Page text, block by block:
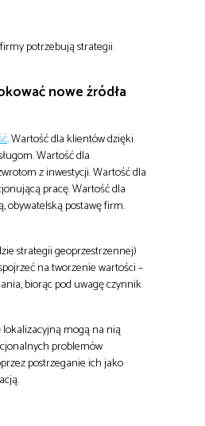
potrzebują strategii
nowe źródła
. Wartość dla klientów dzięki
Wartość dla
z inwestycji. Wartość dla
pracę. Wartość dla
obywatelską postawę firm.
strategii geoprzestrzennej)
na tworzenie wartości –
biorąc pod uwagę czynnik
mogą na nią
problemów
postrzeganie ich jako